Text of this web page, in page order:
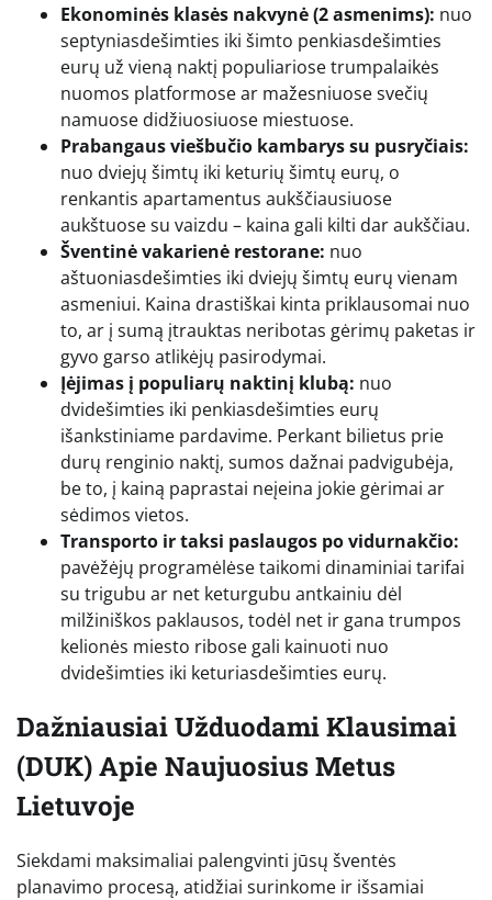
Ekonominės klasės nakvynė (2 asmenims): nuo
septyniasdešimties iki šimto penkiasdešimties
eurų už vieną naktį populiariose trumpalaikės
nuomos platformose ar mažesniuose svečių
namuose didžiuosiuose miestuose.
Prabangaus viešbučio kambarys su pusryčiais:
nuo dviejų šimtų iki keturių šimtų eurų, o
renkantis apartamentus aukščiausiuose
aukštuose su vaizdu – kaina gali kilti dar aukščiau.
Šventinė vakarienė restorane: nuo
aštuoniasdešimties iki dviejų šimtų eurų vienam
asmeniui. Kaina drastiškai kinta priklausomai nuo
to, ar į sumą įtrauktas neribotas gėrimų paketas ir
gyvo garso atlikėjų pasirodymai.
Įėjimas į populiarų naktinį klubą: nuo
dvidešimties iki penkiasdešimties eurų
išankstiniame pardavime. Perkant bilietus prie
durų renginio naktį, sumos dažnai padvigubėja,
be to, į kainą paprastai neįeina jokie gėrimai ar
sėdimos vietos.
Transporto ir taksi paslaugos po vidurnakčio:
pavėžėjų programėlėse taikomi dinaminiai tarifai
su trigubu ar net keturgubu antkainiu dėl
milžiniškos paklausos, todėl net ir gana trumpos
kelionės miesto ribose gali kainuoti nuo
dvidešimties iki keturiasdešimties eurų.
Dažniausiai Užduodami Klausimai
(DUK) Apie Naujuosius Metus
Lietuvoje
Siekdami maksimaliai palengvinti jūsų šventės
planavimo procesą, atidžiai surinkome ir išsamiai